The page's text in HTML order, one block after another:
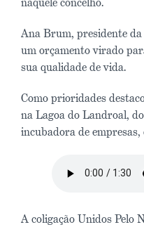
Ana Brum, presidente
um orçamento virado
sua qualidade de vida.
Como prioridades
na Lagoa do Landroal,
incubadora de
A coligação Unidos Pelo